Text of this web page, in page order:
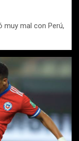
muy mal con Perú,